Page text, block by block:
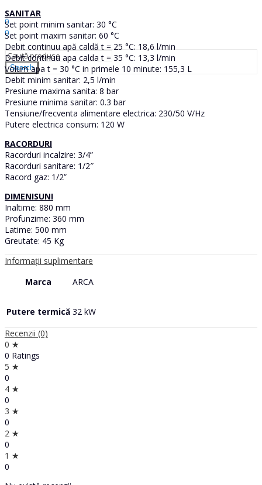
Hello, Sign In
0
0
0MDL
Search
SANITAR
Set point minim sanitar: 30 °C
Set point maxim sanitar: 60 °C
Debit continuu apă caldă t = 25 °C: 18,6 l/min
Debit continuu apa calda t = 35 °C: 13,3 l/min
Volum apa t = 30 °C in primele 10 minute: 155,3 L
Debit minim sanitar: 2,5 l/min
Presiune maxima sanita: 8 bar
Presiune minima sanitar: 0.3 bar
Tensiune/frecventa alimentare electrica: 230/50 V/Hz
Putere electrica consum: 120 W
RACORDURI
Racorduri incalzire: 3/4”
Racorduri sanitare: 1/2″
Racord gaz: 1/2”
DIMENISUNI
Inaltime: 880 mm
Profunzime: 360 mm
Latime: 500 mm
Greutate: 45 Kg
Informații suplimentare
Marca
ARCA
Putere termică 32 kW
Recenzii (0)
0 ★
0 Ratings
5 ★
0
4 ★
0
3 ★
0
2 ★
0
1 ★
0